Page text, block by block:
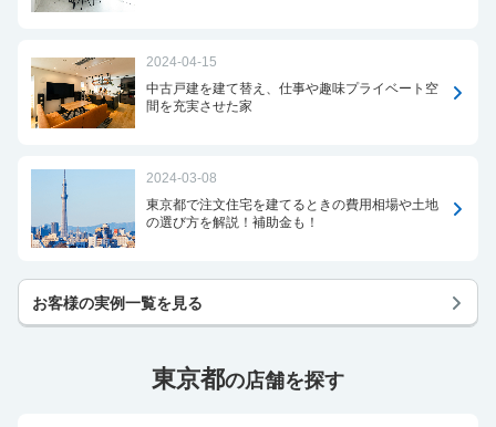
2024-04-15
中古戸建を建て替え、仕事や趣味プライベート空
間を充実させた家
2024-03-08
東京都で注文住宅を建てるときの費用相場や土地
の選び方を解説！補助金も！
お客様の実例一覧を見る
東京都の店舗を探す